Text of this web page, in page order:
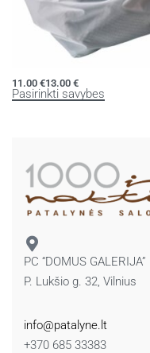
11.00 €13.00€
Pasirinkti savybes
PC “DOMUS GALERIJA”
P. Lukšio g. 32, Vilnius
info@patalyne.lt
+370 685 33383